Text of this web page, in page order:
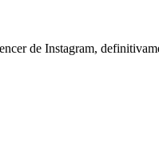
de Instagram,